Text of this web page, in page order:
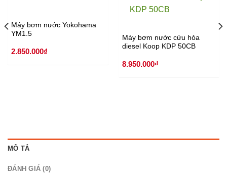
Máy bơm nước Yokohama
YM1.5
2.850.000₫
Máy bơm nước cứu hỏa
diesel Koop KDP 50CB
8.950.000₫
MÔ TẢ
ĐÁNH GIÁ (0)